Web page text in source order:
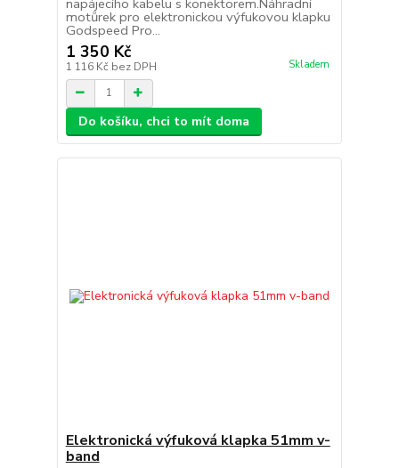
motůrek pro elektronickou výfukovou klapku
Godspeed Pro...
1 350 Kč
1 116 Kč bez DPH Skladem
Do košíku, chci to mít doma
Elektronická výfuková klapka 51mm v-
band